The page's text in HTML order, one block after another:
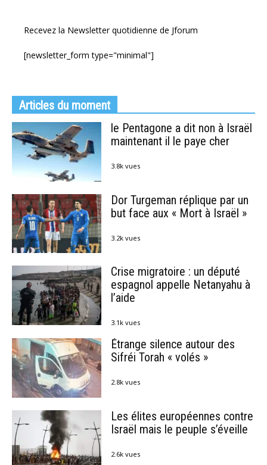
Recevez la Newsletter quotidienne de Jforum
[newsletter_form type="minimal"]
Articles du moment
le Pentagone a dit non à Israël
maintenant il le paye cher
3.8k vues
Dor Turgeman réplique par un
but face aux « Mort à Israël »
3.2k vues
Crise migratoire : un député
espagnol appelle Netanyahu à
l’aide
3.1k vues
Étrange silence autour des
Sifréi Torah « volés »
2.8k vues
Les élites européennes contre
Israël mais le peuple s’éveille
2.6k vues